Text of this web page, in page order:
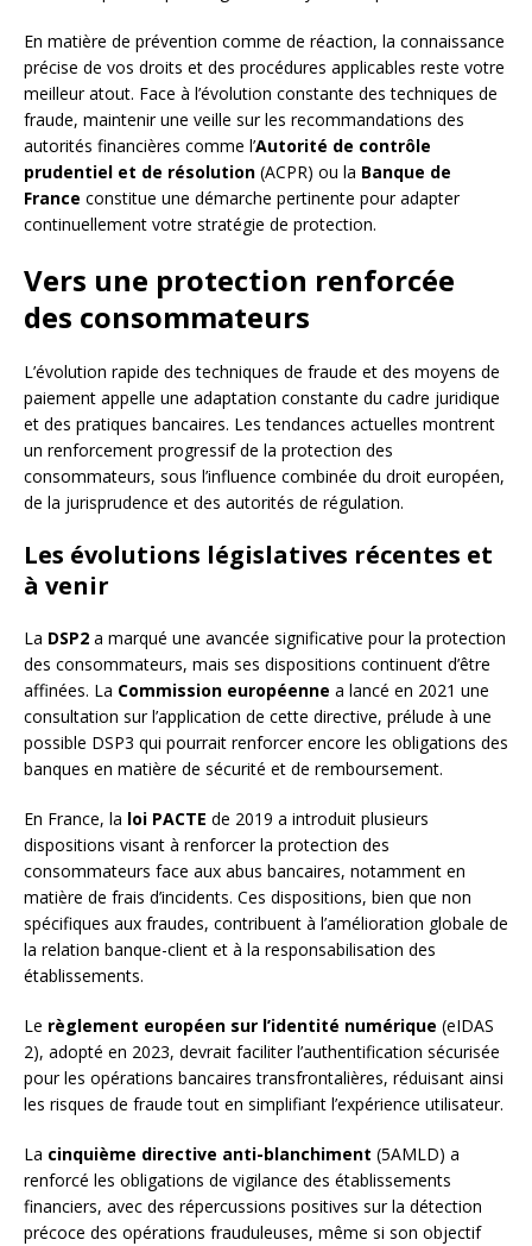
En matière de prévention comme de réaction, la connaissance
précise de vos droits et des procédures applicables reste votre
meilleur atout. Face à l’évolution constante des techniques de
fraude, maintenir une veille sur les recommandations des
autorités financières comme l’Autorité de contrôle
prudentiel et de résolution (ACPR) ou la Banque de
France constitue une démarche pertinente pour adapter
continuellement votre stratégie de protection.
Vers une protection renforcée
des consommateurs
L’évolution rapide des techniques de fraude et des moyens de
paiement appelle une adaptation constante du cadre juridique
et des pratiques bancaires. Les tendances actuelles montrent
un renforcement progressif de la protection des
consommateurs, sous l’influence combinée du droit européen,
de la jurisprudence et des autorités de régulation.
Les évolutions législatives récentes et
à venir
La DSP2 a marqué une avancée significative pour la protection
des consommateurs, mais ses dispositions continuent d’être
affinées. La Commission européenne a lancé en 2021 une
consultation sur l’application de cette directive, prélude à une
possible DSP3 qui pourrait renforcer encore les obligations des
banques en matière de sécurité et de remboursement.
En France, la loi PACTE de 2019 a introduit plusieurs
dispositions visant à renforcer la protection des
consommateurs face aux abus bancaires, notamment en
matière de frais d’incidents. Ces dispositions, bien que non
spécifiques aux fraudes, contribuent à l’amélioration globale de
la relation banque-client et à la responsabilisation des
établissements.
Le règlement européen sur l’identité numérique (eIDAS
2), adopté en 2023, devrait faciliter l’authentification sécurisée
pour les opérations bancaires transfrontalières, réduisant ainsi
les risques de fraude tout en simplifiant l’expérience utilisateur.
La cinquième directive anti-blanchiment (5AMLD) a
renforcé les obligations de vigilance des établissements
financiers, avec des répercussions positives sur la détection
précoce des opérations frauduleuses, même si son objectif